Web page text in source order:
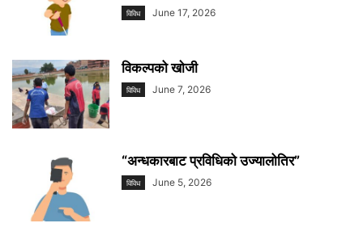
विविध June 17, 2026
विकल्पको खाेजी
विविध June 7, 2026
“अन्धकारबाट प्रविधिको उज्यालोतिर”
विविध June 5, 2026